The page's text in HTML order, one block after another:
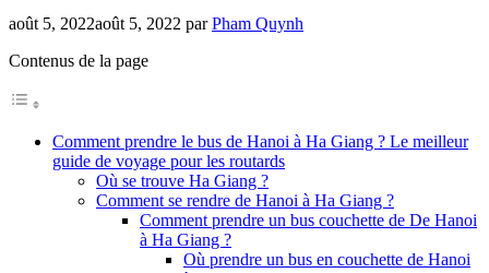
août 5, 2022août 5, 2022 parPham Quynh
Contenus de la page
Comment prendre le bus de Hanoi à Ha Giang ? Le meilleur
guide de voyage pour les routards
Où se trouve Ha Giang ?
Comment se rendre de Hanoi à Ha Giang ?
Comment prendre un bus couchette de De Hanoi
à Ha Giang ?
Où prendre un bus en couchette de Hanoi